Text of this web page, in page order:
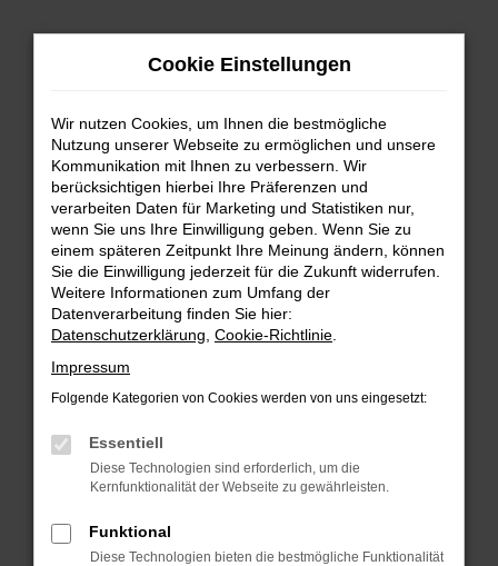
Zum
FEHLER: NETWORK ERROR
Beim Laden ist ein Fehler aufgetreten.
Hier sind ein paar Tipps, die dir helfen können:
Überprüfe deine Firewall und deine
Internetverbindung.
Laden andere Webseiten, zum Beispiel deine
Manche Erweiterungen, wie Werbeblocker,
verhindern. Funktioniert die Seite in einem
anderen Browser oder in einem privaten
Cookie Einstellungen
Wir nutzen Cookies, um Ihnen die bestmögliche
Nutzung unserer Webseite zu ermöglichen und unsere
Kommunikation mit Ihnen zu verbessern. Wir
berücksichtigen hierbei Ihre Präferenzen und
verarbeiten Daten für Marketing und Statistiken nur,
wenn Sie uns Ihre Einwilligung geben. Wenn Sie zu
einem späteren Zeitpunkt Ihre Meinung ändern, können
Sie die Einwilligung jederzeit für die Zukunft widerrufen.
Weitere Informationen zum Umfang der
Datenverarbeitung finden Sie hier:
Datenschutzerklärung Cookie-Richtlinie
Impressum
Folgende Kategorien von Cookies werden von uns eingesetzt:
Essentiell
Diese Technologien sind erforderlich, um die
Kernfunktionalität der Webseite zu gewährleisten.
Funktional
Diese Technologien bieten die bestmögliche Funktionalität